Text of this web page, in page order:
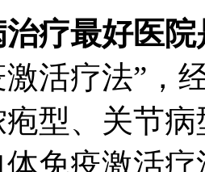
疗最好医
活疗法”，
疱型、关节
体免疫激活